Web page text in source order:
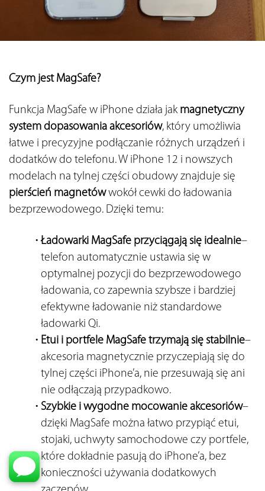
Czym jest MagSafe?
Funkcja MagSafe w iPhone działa jak magnetyczny
system dopasowania akcesoriów, który umożliwia
łatwe i precyzyjne podłączanie różnych urządzeń i
dodatków do telefonu. W iPhone 12 i nowszych
pierścień magnetów wokół cewki do ładowania
bezprzewodowego. Dzięki temu:
Ładowarki MagSafe przyciągają się idealnie–
telefon automatycznie ustawia się w
optymalnej pozycji do bezprzewodowego
ładowania, co zapewnia szybsze i bardziej
efektywne ładowanie niż standardowe
ładowarki Qi.
Etui i portfele MagSafe trzymają się stabilnie–
akcesoria magnetycznie przyczepiają się do
tylnej części iPhone’a, nie przesuwają się ani
nie odłączają przypadkowo.
Szybkie i wygodne mocowanie akcesoriów–
dzięki MagSafe można łatwo przypiąć etui,
stojaki, uchwyty samochodowe czy portfele,
które dokładnie pasują do iPhone’a, bez
konieczności używania dodatkowych